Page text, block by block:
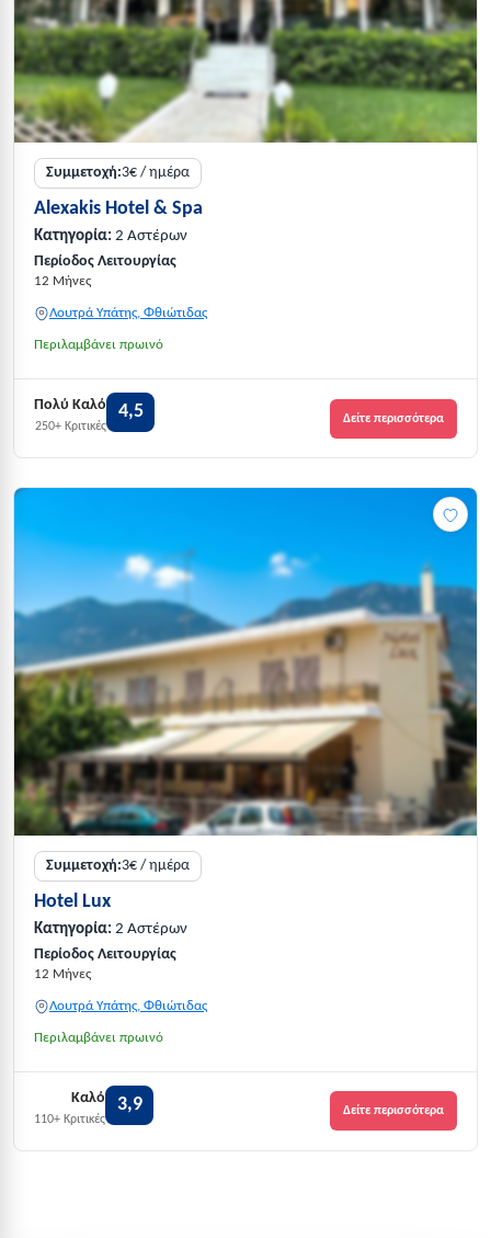
Συμμετοχή:3€ / ημέρα
Alexakis Hotel & Spa
Κατηγορία: 2 Αστέρων
Περίοδος Λειτουργίας
12 Μήνες
Λουτρά Υπάτης, Φθιώτιδας
Περιλαμβάνει πρωινό
Πολύ Καλό
250+ Κριτικές
4,5 Δείτε περισσότερα
Συμμετοχή:3€ / ημέρα
Hotel Lux
Κατηγορία: 2 Αστέρων
Περίοδος Λειτουργίας
12 Μήνες
Λουτρά Υπάτης, Φθιώτιδας
Περιλαμβάνει πρωινό
Καλό
110+ Κριτικές
3,9 Δείτε περισσότερα